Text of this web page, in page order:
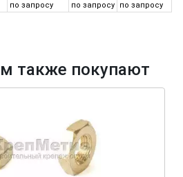
по запросу по запросу по запросу
также покупают